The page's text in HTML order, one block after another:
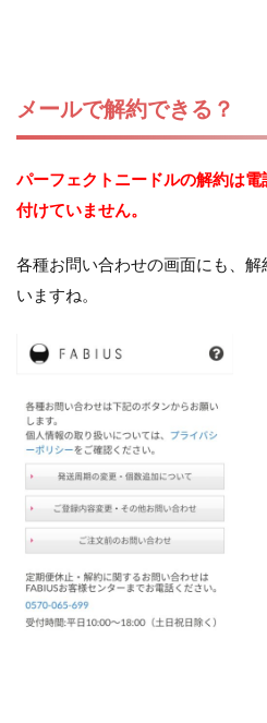
メールで解約できる？
パーフェクトニードルの解約は
付けていません。
各種お問い合わせの画面にも、
いますね。